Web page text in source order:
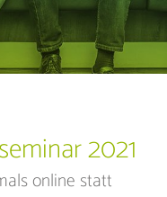
2021
online statt